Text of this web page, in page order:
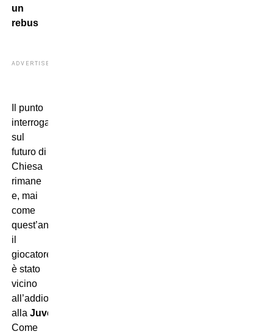
un
rebus
ADVERTISEMENT
Il punto
interrogativo
sul
futuro di
Chiesa
rimane
e, mai
come
quest’anno,
il
giocatore
è stato
vicino
all’addio
alla Juventus
Come